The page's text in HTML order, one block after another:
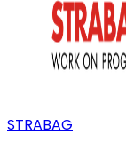
STRABAG